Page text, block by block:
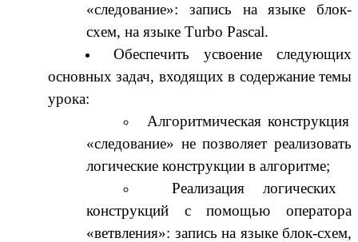
«следование»: запись на языке блок-
схем, на языке Тurbo Pascal.
Обеспечить усвоение следующих
основных задач, входящих в содержание темы
урока:
Алгоритмическая конструкция
«следование» не позволяет реализовать
логические конструкции в алгоритме;
Реализация логических
конструкций с помощью оператора
«ветвления»: запись на языке блок-схем,